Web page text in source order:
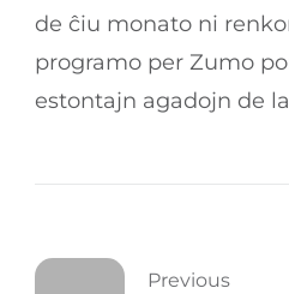
de ĉiu monato ni
programo per Zumo
estontajn agadojn de
Previous